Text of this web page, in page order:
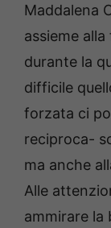
Maddalena
assieme
durante la
difficile
forzata ci
reciproca-
ma anche
Alle
ammirare la